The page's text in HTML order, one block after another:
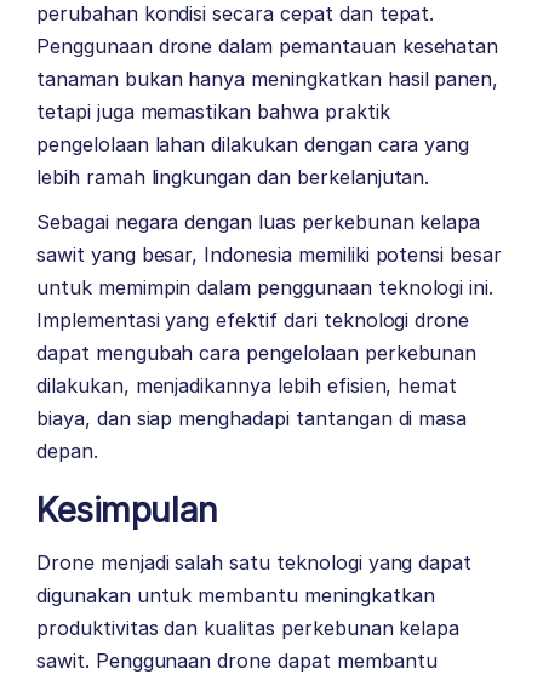
perubahan kondisi secara cepat dan tepat.
Penggunaan drone dalam pemantauan kesehatan
tanaman bukan hanya meningkatkan hasil panen,
tetapi juga memastikan bahwa praktik
pengelolaan lahan dilakukan dengan cara yang
lebih ramah lingkungan dan berkelanjutan.
Sebagai negara dengan luas perkebunan kelapa
sawit yang besar, Indonesia memiliki potensi besar
untuk memimpin dalam penggunaan teknologi ini.
Implementasi yang efektif dari teknologi drone
dapat mengubah cara pengelolaan perkebunan
dilakukan, menjadikannya lebih efisien, hemat
biaya, dan siap menghadapi tantangan di masa
depan.
Kesimpulan
Drone menjadi salah satu teknologi yang dapat
digunakan untuk membantu meningkatkan
produktivitas dan kualitas perkebunan kelapa
sawit. Penggunaan drone dapat membantu